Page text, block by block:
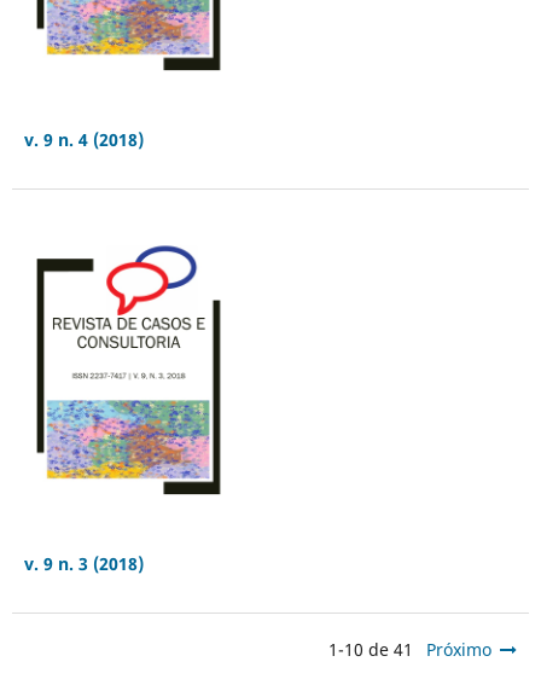
v. 9 n. 4 (2018)
v. 9 n. 3 (2018)
1-10 de 41 Próximo